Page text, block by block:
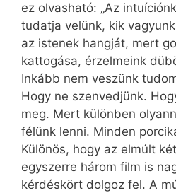
ez olvasható: „Az
tudatja velünk, kik
az istenek hangját, mert
kattogása, érzelmeink
Inkább nem veszünk
Hogy ne szenvedjünk.
meg. Mert különben
félünk lenni. Minden
Különös, hogy az elmúlt
egyszerre három film is
kérdéskört dolgoz fel. A